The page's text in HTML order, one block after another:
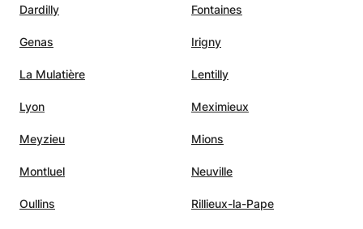
en
Son
Dardilly Fontaines
Genas Irigny
La Mulatière Lentilly
Lyon Meximieux
Meyzieu Mions
Montluel Neuville
Oullins Rillieux-la-Pape